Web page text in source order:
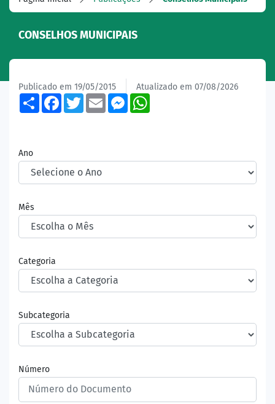
CONSELHOS MUNICIPAIS
Publicado em 19/05/2015 Atualizado em 07/08/2026
ShareFacebook
TwitterEmailMessenger
Ano
Mês
Categoria
Subcategoria
Número